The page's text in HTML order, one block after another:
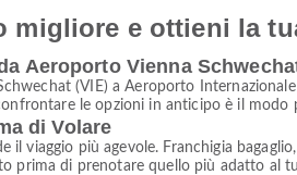
migliore e ottieni la
Aeroporto Vienna
(VIE) a Aeroporto
le opzioni in anticipo è il modo
di Volare
il viaggio più agevole. Franchigia
prima di prenotare quello più adatto al